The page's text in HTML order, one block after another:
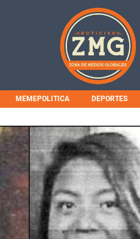
MEMEPOLITICA DEPORTES